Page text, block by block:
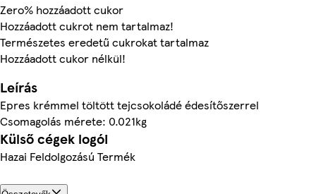
Zero% hozzáadott cukor
Hozzáadott cukrot nem tartalmaz!
Természetes eredetű cukrokat tartalmaz
Hozzáadott cukor nélkül!
Leírás
Epres krémmel töltött tejcsokoládé édesítőszerrel
Csomagolás mérete: 0.021kg
Külső cégek logói
Hazai Feldolgozású Termék